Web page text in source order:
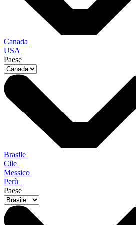
Canada
USA
Paese
Brasile
Cile
Messico
Perù
Paese